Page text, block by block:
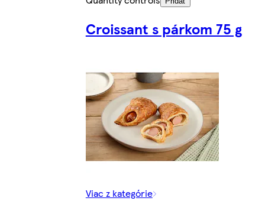
Croissant s párkom 75 g
Viac z kategórie